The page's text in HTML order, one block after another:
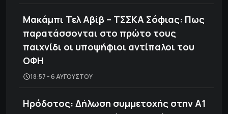
Μακάμπι Τελ Αβίβ – ΤΣΣΚΑ Σόφιας: Πως
παρατάσσονται στο πρώτο τους
παιχνίδι οι υποψήφιοι αντίπαλοι του
ΟΦΗ
18:57 - 6 ΑΥΓΟΎΣΤΟΥ
Ηρόδοτος: Δήλωση συμμετοχής στην Α1